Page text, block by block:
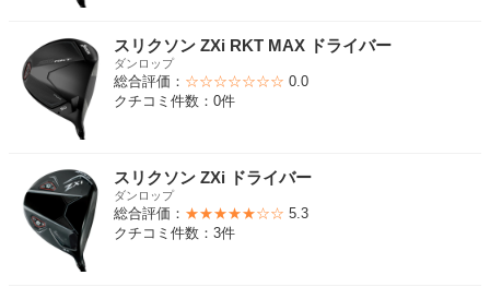
スリクソン ZXi RKT MAX ドライバー
ダンロップ
総合評価： ☆☆☆☆☆☆☆ 0.0
クチコミ件数：0件
スリクソン ZXi ドライバー
ダンロップ
総合評価： ★★★★★☆☆ 5.3
クチコミ件数：3件